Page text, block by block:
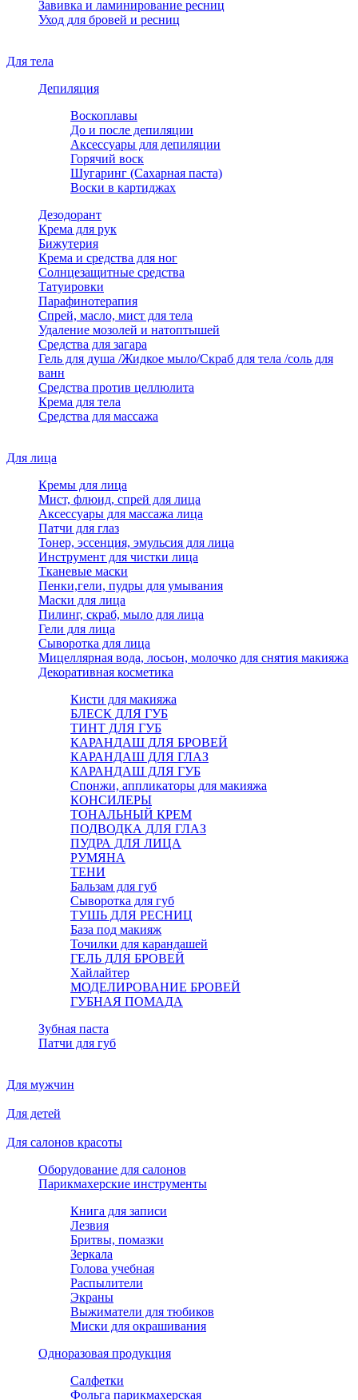
Завивка и ламинирование ресниц
Уход для бровей и ресниц
Для тела
Депиляция
Воскоплавы
До и после депиляции
Аксессуары для депиляции
Горячий воск
Шугаринг (Сахарная паста)
Воски в картиджах
Дезодорант
Крема для рук
Бижутерия
Крема и средства для ног
Солнцезащитные средства
Татуировки
Парафинотерапия
Спрей, масло, мист для тела
Удаление мозолей и натоптышей
Средства для загара
Гель для душа /Жидкое мыло/Скраб для тела /соль для
ванн
Средства против целлюлита
Крема для тела
Средства для массажа
Для лица
Кремы для лица
Мист, флюид, спрей для лица
Аксессуары для массажа лица
Патчи для глаз
Тонер, эссенция, эмульсия для лица
Инструмент для чистки лица
Тканевые маски
Пенки,гели, пудры для умывания
Маски для лица
Пилинг, скраб, мыло для лица
Гели для лица
Сыворотка для лица
Мицеллярная вода, лосьон, молочко для снятия макияжа
Декоративная косметика
Кисти для макияжа
БЛЕСК ДЛЯ ГУБ
ТИНТ ДЛЯ ГУБ
КАРАНДАШ ДЛЯ БРОВЕЙ
КАРАНДАШ ДЛЯ ГЛАЗ
КАРАНДАШ ДЛЯ ГУБ
Спонжи, аппликаторы для макияжа
КОНСИЛЕРЫ
ТОНАЛЬНЫЙ КРЕМ
ПОДВОДКА ДЛЯ ГЛАЗ
ПУДРА ДЛЯ ЛИЦА
РУМЯНА
ТЕНИ
Бальзам для губ
Сыворотка для губ
ТУШЬ ДЛЯ РЕСНИЦ
База под макияж
Точилки для карандашей
ГЕЛЬ ДЛЯ БРОВЕЙ
Хайлайтер
МОДЕЛИРОВАНИЕ БРОВЕЙ
ГУБНАЯ ПОМАДА
Зубная паста
Патчи для губ
Для мужчин
Для детей
Для салонов красоты
Оборудование для салонов
Парикмахерские инструменты
Книга для записи
Лезвия
Бритвы, помазки
Зеркала
Голова учебная
Распылители
Экраны
Выжиматели для тюбиков
Миски для окрашивания
Одноразовая продукция
Салфетки
Фольга парикмахерская